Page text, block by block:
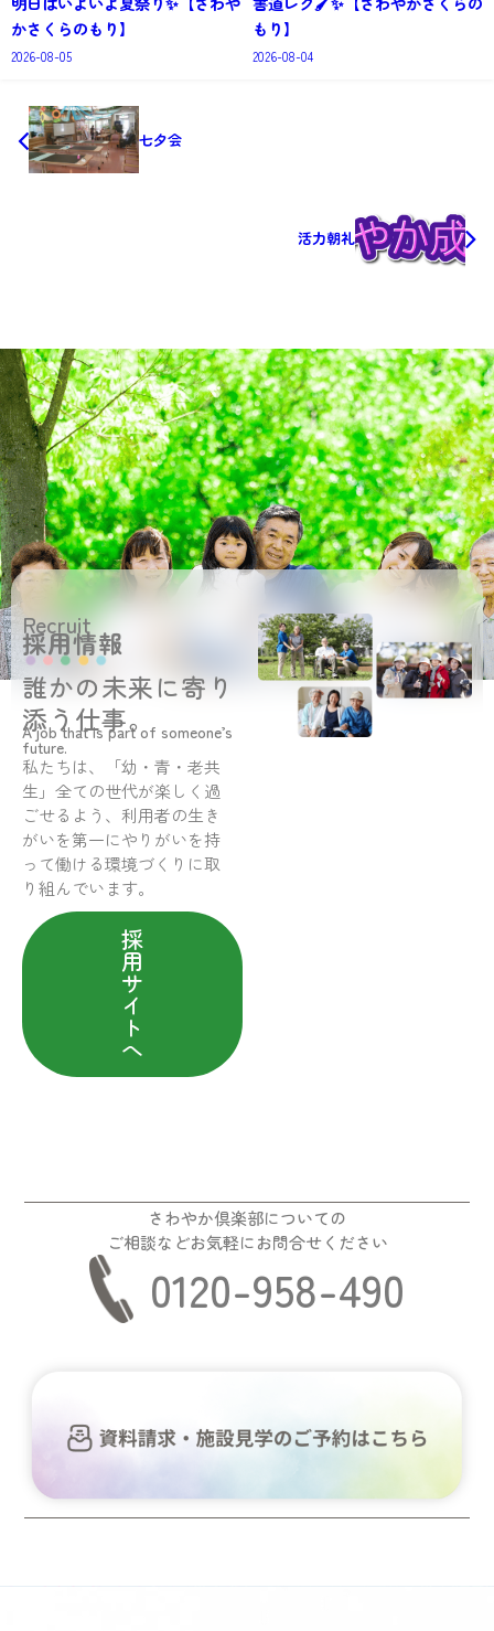
かさくらのもり】
2026-08-05
もり】
2026-08-04
七夕会
活力朝礼
Recruit
採用情報
誰かの未来に寄り
添う仕事。
A job that is part of someone’s
future.
私たちは、「幼・青・老共
生」全ての世代が楽しく過
ごせるよう、利用者の生き
がいを第一にやりがいを持
って働ける環境づくりに取
り組んでいます。
採
用
サ
イ
ト
へ
さわやか倶楽部についての
ご相談などお気軽にお問合せください
0120-958-490